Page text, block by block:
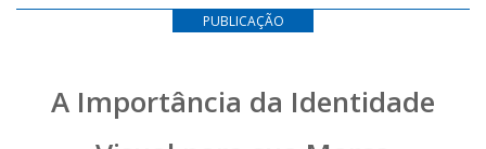
PUBLICAÇÃO
A Importância da Identidade